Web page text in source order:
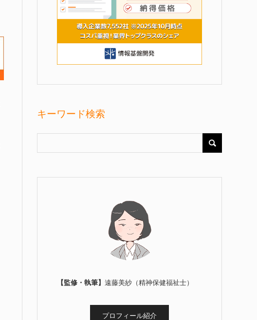
キーワード検索
【監修・執筆】 遠藤美紗（精神保健福祉士）
プロフィール紹介